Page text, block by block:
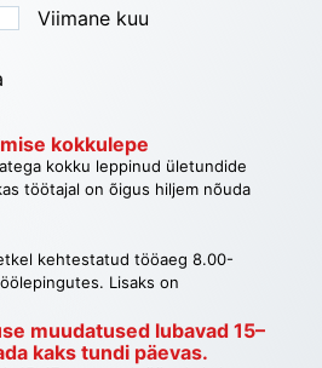
Viimane kuu
kokkulepe
kokku leppinud ületundide
töötajal on õigus hiljem nõuda
pikema perioodi vältel.
kehtestatud tööaeg 8.00-
Lisaks on
on kirjas, et töötajale on ette
einestamiseks, mida ei
muudatused lubavad 15–
kaks tundi päevas.